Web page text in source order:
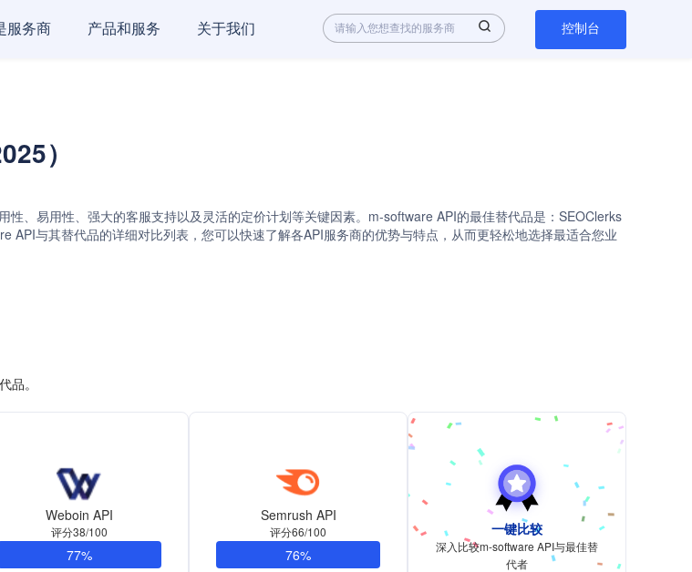
服务商 产品和服务 关于我们 控制台
）
、易用性、强大的客服支持以及灵活的定价计划等关键因素。m-software API的最佳替代品是：SEOClerks
API与其替代品的详细对比列表，您可以快速了解各API服务商的优势与特点，从而更轻松地选择最适合您业
品。
Weboin API
评分38/100
77%
Semrush API
评分66/100
76%
一键比较
深入比较m-software API与最佳替
代者